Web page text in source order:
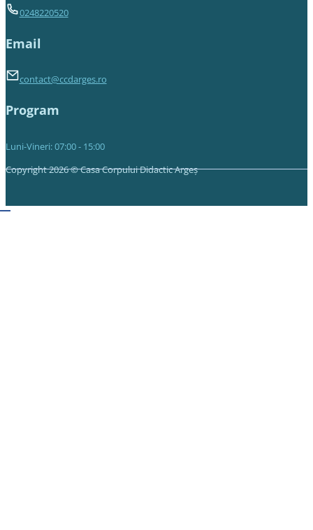
0248220520
Email
contact@ccdarges.ro
Program
Luni-Vineri: 07:00 - 15:00
Copyright 2026 © Casa Corpului Didactic Argeș